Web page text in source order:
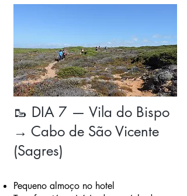
🥾 DIA 7 — Vila do Bispo
→ Cabo de São Vicente
(Sagres)
Pequeno almoço no hotel